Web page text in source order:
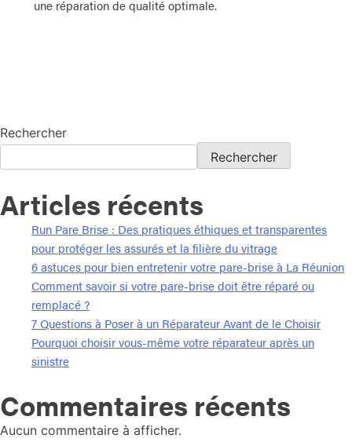
une réparation de qualité optimale.
Rechercher
Rechercher
Articles récents
Run Pare Brise : Des pratiques éthiques et transparentes
pour protéger les assurés et la filière du vitrage
6 astuces pour bien entretenir votre pare-brise à La Réunion
Comment savoir si votre pare-brise doit être réparé ou
remplacé ?
7 Questions à Poser à un Réparateur Avant de le Choisir
Pourquoi choisir vous-même votre réparateur après un
sinistre
Commentaires récents
Aucun commentaire à afficher.